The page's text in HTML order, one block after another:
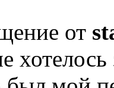
от
хотелось